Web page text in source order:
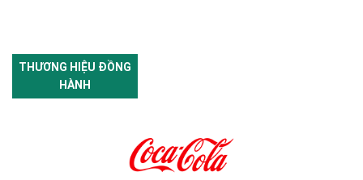
THƯƠNG HIỆU ĐỒNG
HÀNH